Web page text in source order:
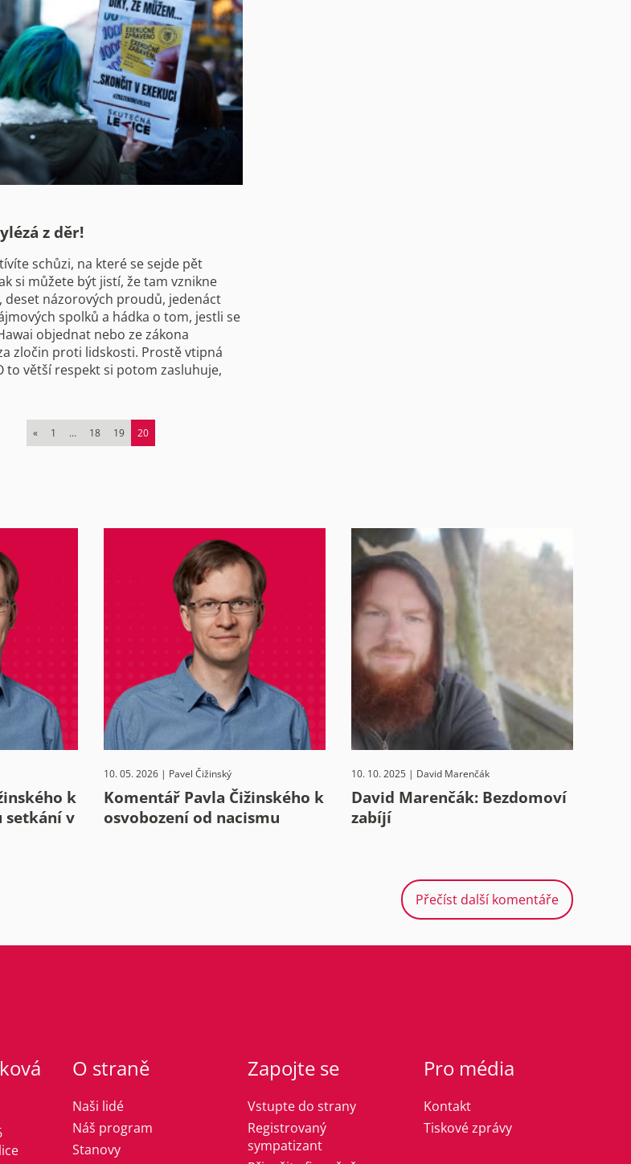
z děr!
schůzi, na které se sejde pět
si můžete být jistí, že tam vznikne
deset názorových proudů, jedenáct
spolků a hádka o tom, jestli se
objednat nebo ze zákona
zločin proti lidskosti. Prostě vtipná
to větší respekt si potom zasluhuje,
« 1 … 18 19 20
k
setkání v
10. 05. 2026 | Pavel Čižinský
Komentář Pavla Čižinského k
osvobození od nacismu
10. 10. 2025 | David Marenčák
David Marenčák: Bezdomoví
zabíjí
Přečíst další komentáře
O straně
Naši lidé
Náš program
Stanovy
Zapojte se
Vstupte do strany
Registrovaný
sympatizant
Pro média
Kontakt
Tiskové zprávy